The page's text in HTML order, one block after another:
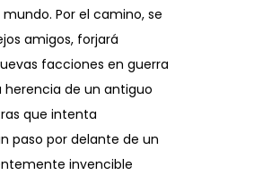
Por el camino, se
amigos, forjará
facciones en guerra
herencia de un antiguo
que intenta
paso por delante de un
invencible